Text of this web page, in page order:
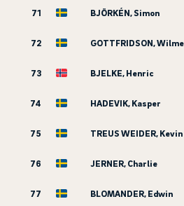
71 BJÖRKÉN, Simon
72 GOTTFRIDSON,
73 BJELKE, Henric
74 HADEVIK, Kasper
75 TREUS WEIDER, Kevin
76 JERNER, Charlie
77 BLOMANDER, Edwin